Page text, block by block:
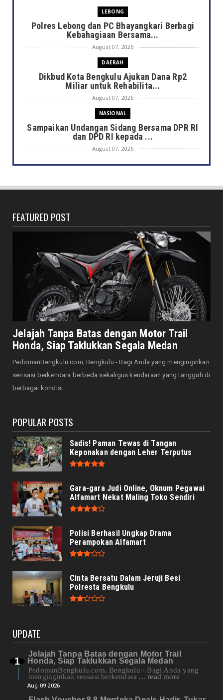
LEBONG
Polres Lebong dan PC Bhayangkari Berbagi
Kebahagiaan Bersama...
August 07, 2026
DAERAH
Dikbud Kota Bengkulu Ajukan Dana Rp2
Miliar untuk Rehabilita...
August 07, 2026
NASIONAL
Sampaikan Undangan Sidang Bersama DPR RI
dan DPD RI kepada ...
August 07, 2026
DAERAH
Gelar Lomba Kebersihan...
Jaga Kehormatan Simbol Negara, Walikota:
Jangan Pasang Bende...
August 07, 2026
DAERAH
Bersama Forkopimda, Walikota – Wawali
Bagikan 5.000 Bendera ...
August 07, 2026
JELAJAH
Saat Amal Masjid Keliru, Nasib Negeri
Mengharu-biru
August 07, 2026
Honda CUV e: Motor Listrik Canggih, Penuh
FEATURED POST
Jelajah Tanpa Batas dengan Motor Trail
Honda, Siap Taklukkan Segala Medan
PedomanBengkulu.com, Bengkulu - Bagi Anda yang menginginkan
sensasi berkendara berbeda sekaligus kendaraan yang tangguh di
berbagai kondisi...
POPULAR POSTS
Sadis! Paman Tewas di Tangan
Keponakan dengan Leher Terputus
Gara-gara Judi Online, Oknum Pegawai
Alfamart Nekat Maling Toko Sendiri
Polisi Berhasil Ungkap Drama
Perampokan Alfamart
Cinta Bersatu Dalam Jeruji Besi
Polresta Bengkulu
UPDATE
Jelajah Tanpa Batas dengan Motor Trail
Honda, Siap Taklukkan Segala Medan
PedomanBengkulu.com, Bengkulu - Bagi Anda yang
menginginkan sensasi berkendara ... read more
Aug 09 2026